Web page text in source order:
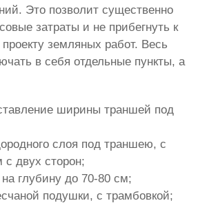
Это позволит существенно
затраты и не прибегнуть к
земляных работ. Весь
в себя отдельные пункты, а
ширины траншей под
слоя под траншею, с
с двух сторон;
глубину до 70-80 см;
подушки, с трамбовкой;